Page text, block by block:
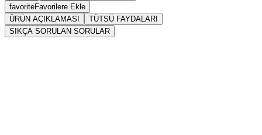
favoriteFavorilere Ekle
ÜRÜN AÇIKLAMASI
TÜTSÜ FAYDALARI
SIKÇA SORULAN SORULAR